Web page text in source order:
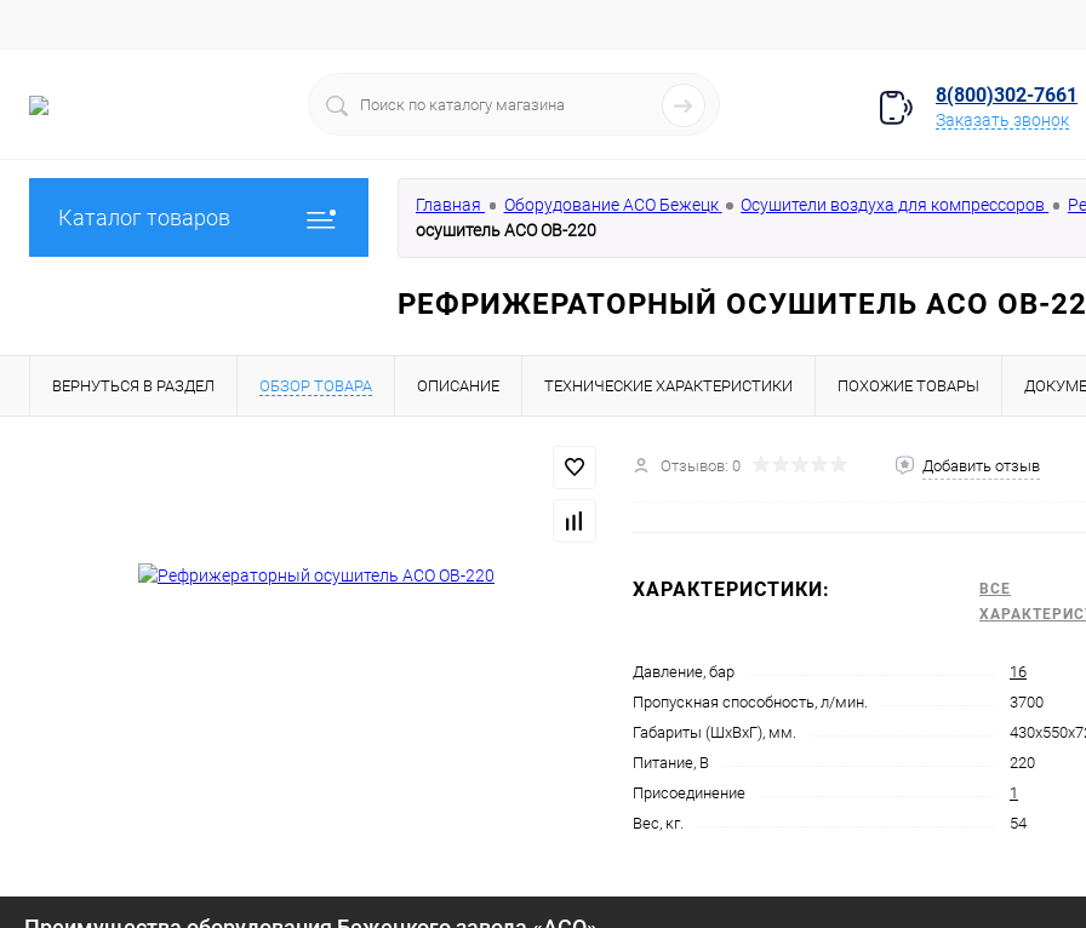
8(800)302-7661
Заказать звонок
Каталог товаров Главная Оборудование АСО Бежецк Осушители воздуха для компрессоров
осушитель АСО ОВ-220
РЕФРИЖЕРАТОРНЫЙ ОСУШИТЕЛЬ АСО ОВ-
ВЕРНУТЬСЯ В РАЗДЕЛ ОБЗОР ТОВАРА ОПИСАНИЕ ТЕХНИЧЕСКИЕ ХАРАКТЕРИСТИКИ ПОХОЖИЕ ТОВАРЫ
Отзывов: 0 Добавить отзыв
ХАРАКТЕРИСТИКИ:
ВСЕ
Давление, бар
16
Пропускная способность, л/мин.
3700
Габариты (ШхВхГ), мм.
Питание, В
220
Присоединение
1
Вес, кг.
54